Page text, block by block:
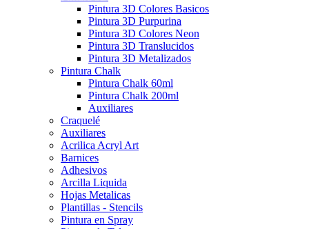
Pintura 3D Colores Basicos
Pintura 3D Purpurina
Pintura 3D Colores Neon
Pintura 3D Translucidos
Pintura 3D Metalizados
Pintura Chalk
Pintura Chalk 60ml
Pintura Chalk 200ml
Auxiliares
Craquelé
Auxiliares
Acrilica Acryl Art
Barnices
Adhesivos
Arcilla Liquida
Hojas Metalicas
Plantillas - Stencils
Pintura en Spray